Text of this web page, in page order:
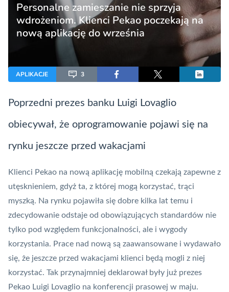
Personalne zamieszanie nie sprzyja
wdrożeniom. Klienci Pekao poczekają na
nową aplikację do września
APLIKACJE 3
Poprzedni prezes banku Luigi Lovaglio
obiecywał, że oprogramowanie pojawi się na
rynku jeszcze przed wakacjami
Klienci Pekao na nową aplikację mobilną czekają zapewne z
utęsknieniem, gdyż ta, z której mogą korzystać, trąci
myszką. Na rynku pojawiła się dobre kilka lat temu i
zdecydowanie odstaje od obowiązujących standardów nie
tylko pod względem funkcjonalności, ale i wygody
korzystania. Prace nad nową są zaawansowane i wydawało
się, że jeszcze przed wakacjami klienci będą mogli z niej
korzystać. Tak przynajmniej deklarował były już prezes
Pekao Luigi Lovaglio na konferencji prasowej w maju.